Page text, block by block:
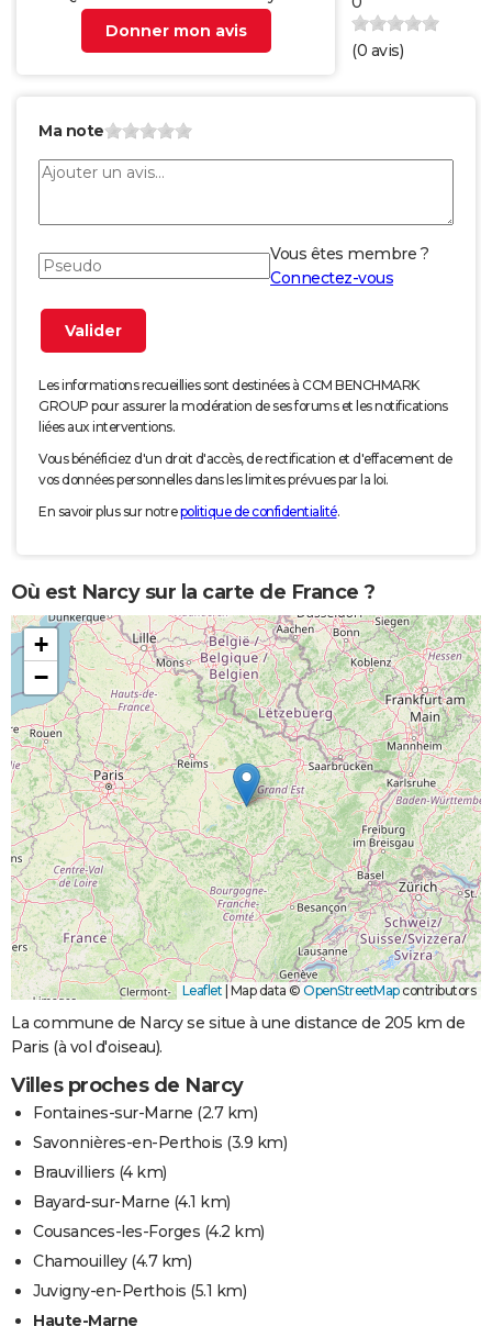
Donner mon avis
(0 avis)
Ma note
Vous êtes membre ?
Connectez-vous
Les informations recueillies sont destinées à CCM BENCHMARK
GROUP pour assurer la modération de ses forums et les notifications
liées aux interventions.
Vous bénéficiez d'un droit d'accès, de rectification et d'effacement de
vos données personnelles dans les limites prévues par la loi.
En savoir plus sur notrepolitique de confidentialité.
Où est Narcy sur la carte de France ?
+
−
Leaflet Map data © OpenStreetMapcontributors
La commune de Narcy se situe à une distance de 205 km de
Paris (à vol d'oiseau).
Villes proches de Narcy
Fontaines-sur-Marne (2.7 km)
Savonnières-en-Perthois (3.9 km)
Brauvilliers (4 km)
Bayard-sur-Marne (4.1 km)
Cousances-les-Forges (4.2 km)
Chamouilley(4.7 km)
Juvigny-en-Perthois (5.1 km)
Haute-Marne